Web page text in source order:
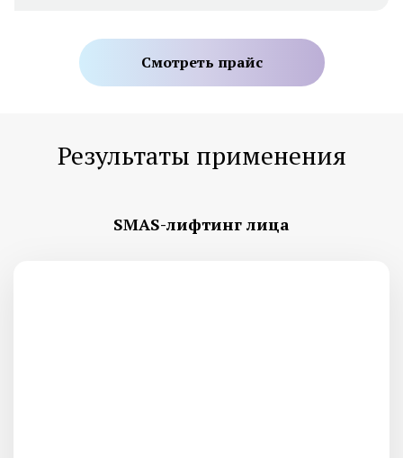
Смотреть прайс
Результаты применения
SMAS-лифтинг лица